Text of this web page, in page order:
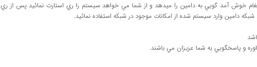
خوش آمد گويي به دامين را ميدهد و از شما مي خواهد سيستم را ري استارت نمائيد پس از ري
شبکه دامين وارد سيستم شده از امکانات موجود در شبکه استفاده نمائيد.
و پاسخگويي به شما عزيزان مي باشند.